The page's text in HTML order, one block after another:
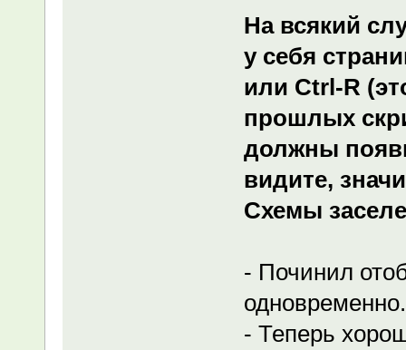
На всякий
у себя
или Ctrl-R
прошлых
должны
видите,
Схемы
- Починил
одновременно.
- Теперь